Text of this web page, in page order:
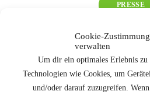
Cookie-Zustimmung
verwalten
Um dir ein optimales Erlebnis
Technologien wie Cookies, um
und/oder darauf zuzugreifen.
PRESSE